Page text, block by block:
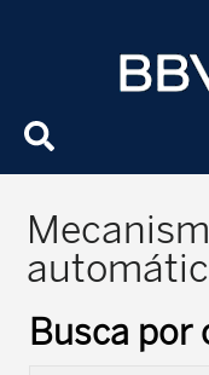
Busca